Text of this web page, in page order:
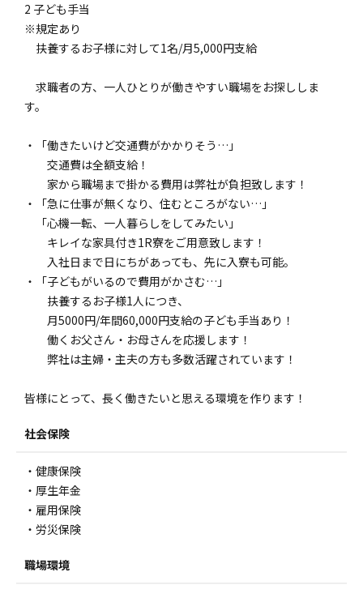
2 子ども手当
※規定あり
扶養するお子様に対して1名/月5,000円支給
求職者の方、一人ひとりが働きやすい職場をお探ししま
す。
・「働きたいけど交通費がかかりそう…」
交通費は全額支給！
家から職場まで掛かる費用は弊社が負担致します！
・「急に仕事が無くなり、住むところがない…」
「心機一転、一人暮らしをしてみたい」
キレイな家具付き1R寮をご用意致します！
入社日まで日にちがあっても、先に入寮も可能。
・「子どもがいるので費用がかさむ…」
扶養するお子様1人につき、
月5000円/年間60,000円支給の子ども手当あり！
働くお父さん・お母さんを応援します！
弊社は主婦・主夫の方も多数活躍されています！
皆様にとって、長く働きたいと思える環境を作ります！
社会保険
・健康保険
・厚生年金
・雇用保険
・労災保険
職場環境